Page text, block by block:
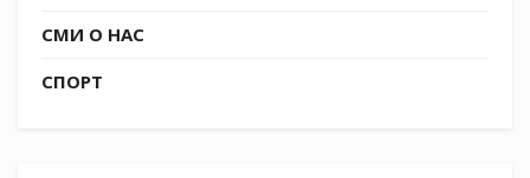
СМИ О НАС
СПОРТ